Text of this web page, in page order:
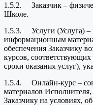
1.5.2. Заказчик –
Школе.
1.5.3. Услуги (Услуга) –
информационным
обеспечения Заказчику
курсов, соответствующих
сроки оказания услуг),
1.5.4. Онлайн-курс –
материалов
Заказчику на условиях,